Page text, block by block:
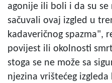
agonije ili boli i da su se
sačuvali ovaj izgled u
kadaveričnog spazma",
povijest ili okolnosti
stoga se ne može sa
njezina vrištećeg izgleda